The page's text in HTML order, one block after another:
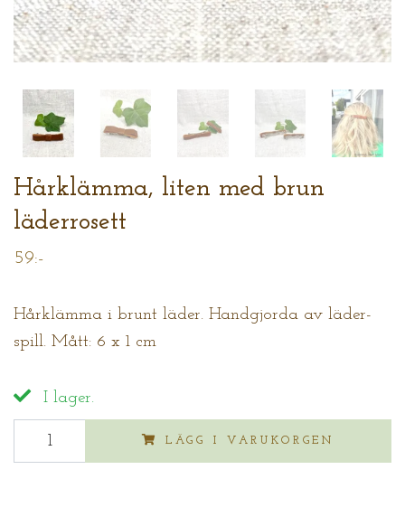
Hårklämma, liten med brun
läderrosett
59:-
Hårklämma i brunt läder. Handgjorda av läder-
spill. Mått: 6 x 1 cm
I lager.
LÄGG I VARUKORGEN